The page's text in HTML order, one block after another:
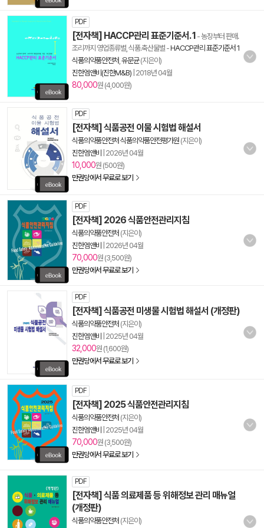
PDF
[전자책] HACCP관리 표준기준서. 1 - 농장부터 판매.
조리까지 영업종류별, 식품.축산물별 -HACCP관리 표준기준서 1
식품의약품안전처 유문균(지은이)
진한엠앤비(진한M&B) 2018년 04월
80,000원 (4,000원)
PDF
[전자책] 식품공전 이물 시험법 해설서
식품의약품안전처 식품의약품안전평가원 (지은이)
진한엠앤비
2026년 04월
10,000원 (500원)
만권당에서 무료로 보기
PDF
[전자책] 2026 식품안전관리지침
식품의약품안전처 (지은이)
진한엠앤비
2026년 04월
70,000원 (3,500원)
만권당에서 무료로 보기
PDF
[전자책] 식품공전 미생물 시험법 해설서 (개정판)
식품의약품안전처 (지은이)
진한엠앤비
2025년 04월
32,000원 (1,600원)
만권당에서 무료로 보기
PDF
[전자책] 2025 식품안전관리지침
식품의약품안전처 (지은이)
진한엠앤비
2025년 04월
70,000원 (3,500원)
만권당에서 무료로 보기
PDF
[전자책] 식품 의료제품 등 위해정보 관리 매뉴얼
(개정판)
식품의약품안전처 (지은이)